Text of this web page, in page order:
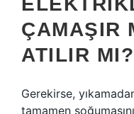
ÇAMAŞIR
ATILIR MI?
Gerekirse,
tamamen